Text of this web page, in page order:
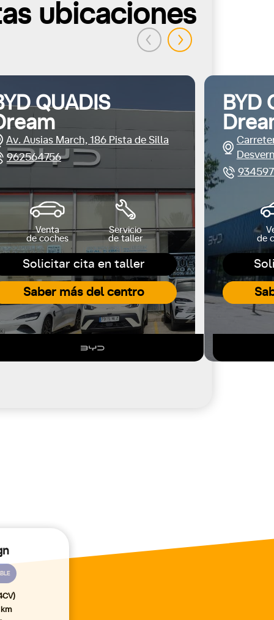
ubicaciones
Solicitar cita en taller
Saber más del centro
QUADIS
Av. Ausias March, 186 Pista de Silla
962564756
Venta
de coches
Servicio
de taller
BYD
de
km